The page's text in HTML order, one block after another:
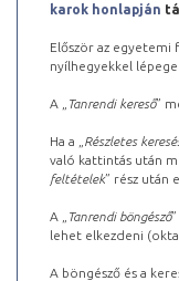
karok honlapján
Először az egyetemi
nyílhegyekkel
A „ Tanrendi kereső”
Ha a „ Részletes
való kattintás után
feltételek” rész után
A „ Tanrendi böngésző
lehet elkezdeni
A böngésző és a